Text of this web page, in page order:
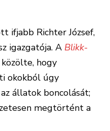
ifjabb Richter József,
igazgatója. A Blikk-
hogy
okokból úgy
állatok boncolását;
megtörtént a